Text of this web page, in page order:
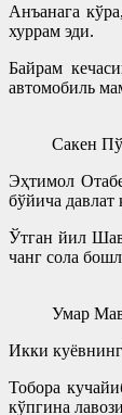
Анъанага
хуррам эди.
Байрам
автомобиль
Сакен
Эҳтимол
бўйича
Ўтган йил
чанг сола
Умар
Икки куёвнинг
Тобора
кўпгина